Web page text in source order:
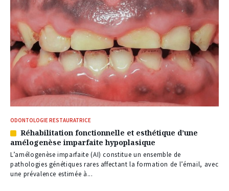
ODONTOLOGIE RESTAURATRICE
Article
réservé
à
nos
abonnés
Réhabilitation fonctionnelle et esthétique d’une
amélogenèse imparfaite hypoplasique
L’amélogenèse imparfaite (AI) constitue un ensemble de
pathologies génétiques rares affectant la formation de l’émail, avec
une prévalence estimée à...